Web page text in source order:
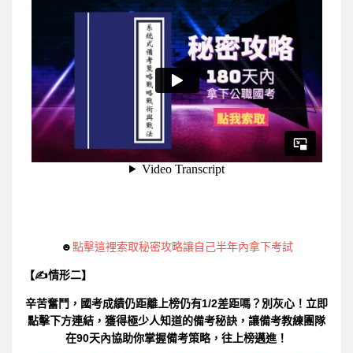
☻點擊這裡索取秘密攻略讓自己半年內拿下考試
【✍情形二】
辛苦奮鬥，國考成績仍距離上榜仍有1/2差距嗎？別灰心！立即
點擊下方連結，獲得極少人知道的備考秘訣，讓備考教練團隊
在90天內協助你掌握備考策略，往上榜邁進！